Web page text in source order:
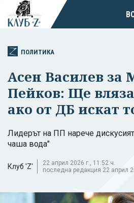
ПОЛИТИКА
Асен Василев за
Пейков: Ще
ако от ДБ искат
Лидерът на ПП нарече
чаша вода"
Клуб 'Z'
22 април 2026 г., 11:52 ч.
последна редакция 22 април